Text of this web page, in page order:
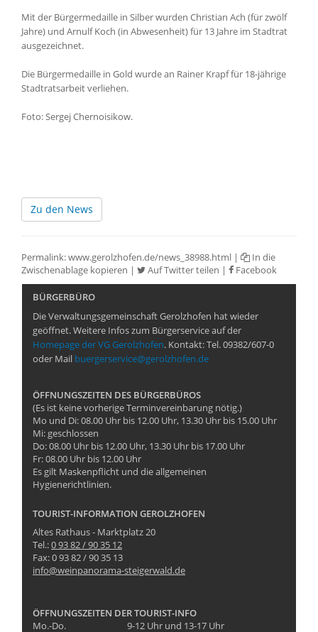
Mit der Bürgermedaille in Silber wurden Christian Ach (für zwölf
Jahre) und Arnulf Koch (in Abwesenheit) für 13 Jahre im Stadtrat
ausgezeichnet.
Die Bürgermedaille in Gold wurde an Rainer Krapf für 18-jährige
Stadtratsarbeit verliehen.
Foto: Sergej Chernoisikow.
Zu den News
Permalink:www.gerolzhofen.de/news_38988.html |
In die
Zwischenablage kopieren | Auf Twitter teilen | Facebook
BÜRGERBÜRO
Die Verwaltungsgemeinschaft Gerolzhofen hat wieder
geöffnet. Weitere Infos zum Bürgerservice auf der
Homepage der VG Gerolzhofen. Kontakt: Tel. 09382/607-0
oder Mail buergerservice@gerolzhofen.de
ÖFFNUNGSZEITEN DES BÜRGERBÜROS
(Es ist keine vorherige Terminvereinbarung nötig.)
Mo und Di: 08.00 Uhr bis 12.00 Uhr, 13.30 Uhr bis 15.00 Uhr
Mi: geschlossen
Do: 08.00 Uhr bis 12.00 Uhr, 13.30 Uhr bis 17.00 Uhr
Fr: 08.00 Uhr bis 12.00 Uhr
Es gilt Maskenpflicht und die allgemeinen
Hygienerichtlinien.
TOURIST-INFORMATION GEROLZHOFEN
Altes Rathaus - Marktplatz 20
Tel.:0 93 82 / 90 35 12
Fax: 0 93 82 / 90 35 13
info@weinpanorama-steigerwald.de
ÖFFNUNGSZEITEN DER TOURIST-INFO
Mo.-Do.
9-12 Uhr und 13-17 Uhr